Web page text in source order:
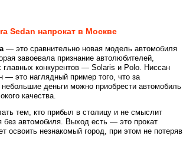
Sedan напрокат в Москве
— это сравнительно новая модель автомобиля
завоевала признание автолюбителей,
главных конкурентов — Solaris и Polo. Ниссан
— это наглядный пример того, что за
небольшие деньги можно приобрести автомобиль
качества.
тем, кто прибыл в столицу и не смыслит
без автомобиля. Выход есть — это прокат
освоить незнакомый город, при этом не потеряв